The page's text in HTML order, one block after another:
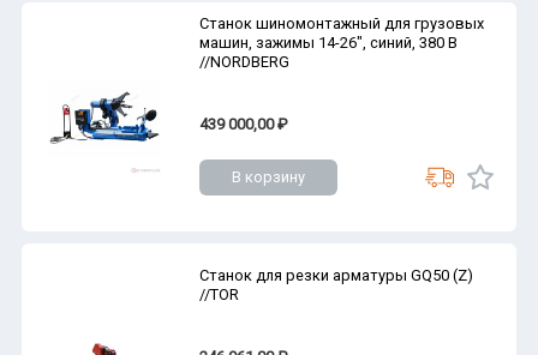
Станок шиномонтажный для грузовых
машин, зажимы 14-26", синий, 380 В
//NORDBERG
439 000,00 ₽
В корзину
Станок для резки арматуры GQ50 (Z)
//TOR